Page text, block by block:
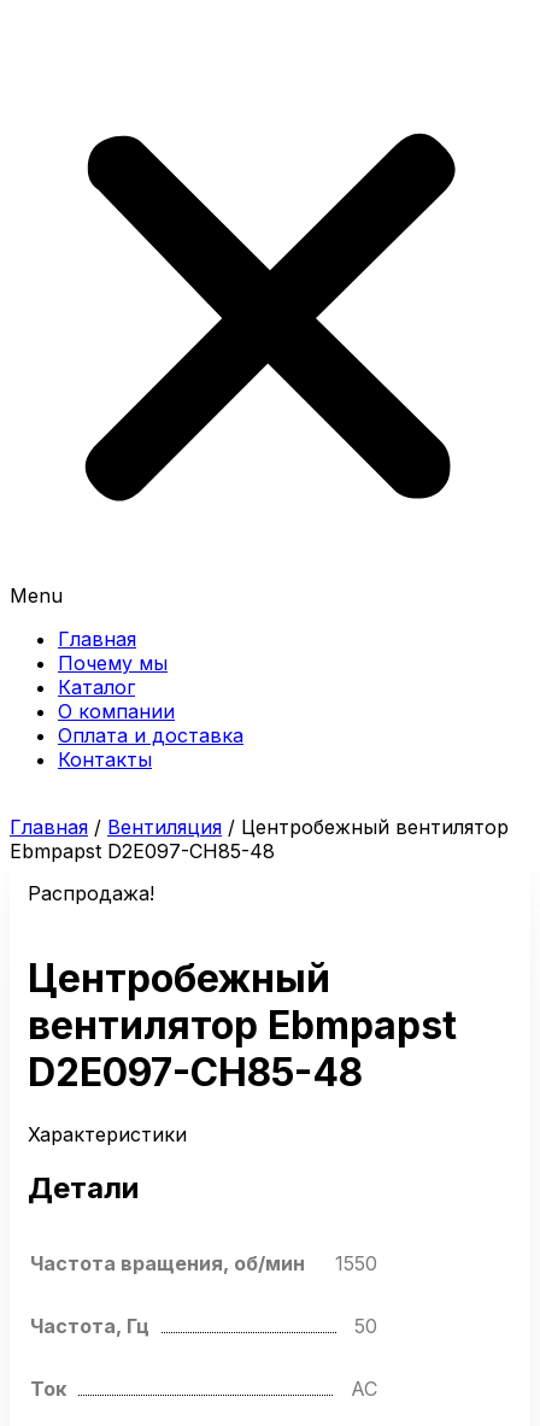
Menu
Главная
Почему мы
Каталог
О компании
Оплата и доставка
Контакты
Главная / Вентиляция / Центробежный вентилятор
Ebmpapst D2E097-CH85-48
Распродажа!
Центробежный
вентилятор Ebmpapst
D2E097-CH85-48
Характеристики
Детали
Частота вращения, об/мин 1550
Частота, Гц 50
Ток AC